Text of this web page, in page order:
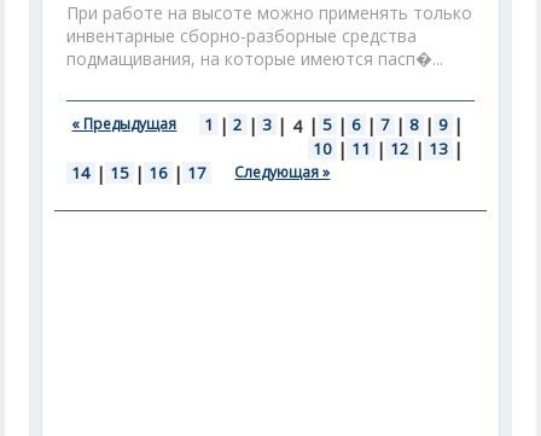
При работе на высоте можно применять только
инвентарные сборно-разборные средства
подмащивания, на которые имеются пасп�...
« Предыдущая 1 | 2 | 3 | 4 | 5 | 6 | 7 | 8 | 9 |
10 | 11 | 12 | 13 |
14 | 15 | 16 | 17 Следующая »